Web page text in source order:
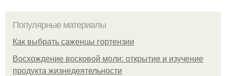
Популярные материалы
Как выбрать саженцы гортензии
Восхождение восковой моли: открытие и изучение
продукта жизнедеятельности